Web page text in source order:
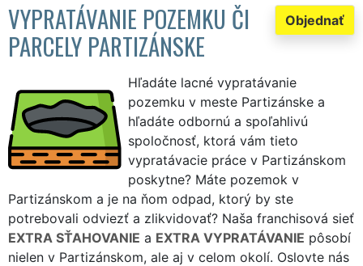
Objednať
VYPRATÁVANIE POZEMKU ČI
PARCELY PARTIZÁNSKE
Hľadáte lacné vypratávanie
pozemku v meste Partizánske a
hľadáte odbornú a spoľahlivú
spoločnosť, ktorá vám tieto
vypratávacie práce v Partizánskom
poskytne? Máte pozemok v
Partizánskom a je na ňom odpad, ktorý by ste
potrebovali odviezť a zlikvidovať? Naša franchisová sieť
EXTRA SŤAHOVANIE a EXTRA VYPRATÁVANIE pôsobí
nielen v Partizánskom, ale aj v celom okolí. Oslovte nás